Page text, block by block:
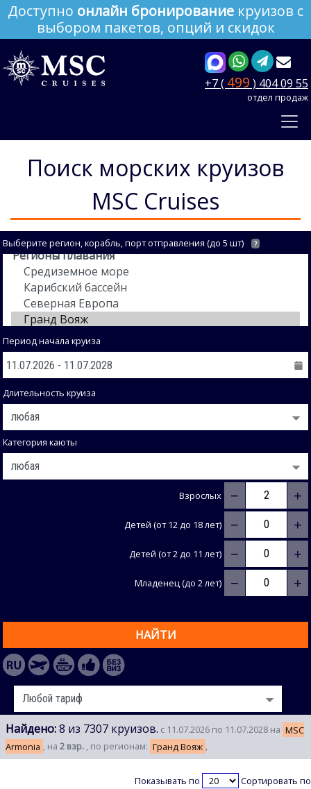
Доступно онлайн бронирование круизов с
выбором пакетов, опций и скидок
+7 ( 499 ) 404 09 55
отдел продаж
Поиск морских круизов
MSC Cruises
Выберите регион, корабль, порт отправления (до 5 шт) ?
Период начала круиза
Длительность круиза
Категория каюты
Взрослых − +
Детей (от 12 до 18 лет) − +
Детей (от 2 до 11 лет) − +
Младенец (до 2 лет) − +
НАЙТИ
Найдено:8 из 7307 круизов. с 11.07.2026 по 11.07.2028 на MSC
Armonia , на 2 взр. , по регионам: Гранд Вояж ,
Показывать по Сортировать по